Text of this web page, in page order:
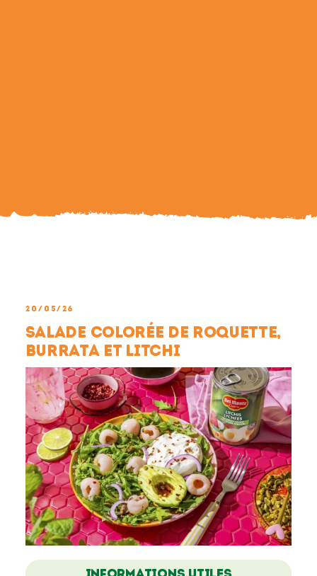
20/05/26
Salade colorée de roquette,
burrata et litchi